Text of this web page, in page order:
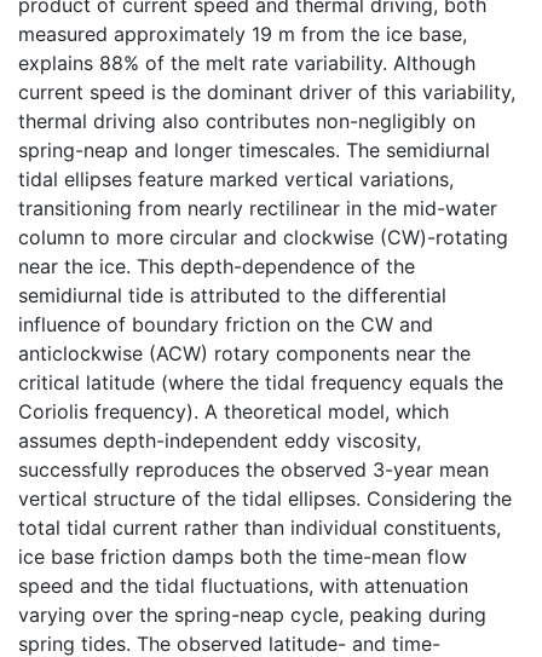
product of current speed and thermal driving, both
measured approximately 19 m from the ice base,
explains 88% of the melt rate variability. Although
current speed is the dominant driver of this variability,
thermal driving also contributes non-negligibly on
spring-neap and longer timescales. The semidiurnal
tidal ellipses feature marked vertical variations,
transitioning from nearly rectilinear in the mid-water
column to more circular and clockwise (CW)-rotating
near the ice. This depth-dependence of the
semidiurnal tide is attributed to the differential
influence of boundary friction on the CW and
anticlockwise (ACW) rotary components near the
critical latitude (where the tidal frequency equals the
Coriolis frequency). A theoretical model, which
assumes depth-independent eddy viscosity,
successfully reproduces the observed 3-year mean
vertical structure of the tidal ellipses. Considering the
total tidal current rather than individual constituents,
ice base friction damps both the time-mean flow
speed and the tidal fluctuations, with attenuation
varying over the spring-neap cycle, peaking during
spring tides. The observed latitude- and time-